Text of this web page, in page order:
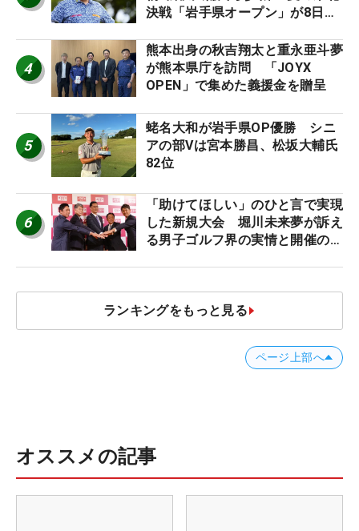
決戦「岩手県オープン」が8日開
4
熊本出身の秋吉翔太と重永亜斗夢
が熊本県庁を訪問 「JOYX
OPEN」で集めた義援金を贈呈
5
蛯名大和が岩手県OP優勝 シニ
アの部Vは宮本勝昌、松坂大輔氏
82位
6
「助けてほしい」のひと言で実現
した新規大会 堀川未来夢が訴え
る男子ゴルフ界の実情と開催の舞
ランキングをもっと見る
ページ上部へ
オススメの記事